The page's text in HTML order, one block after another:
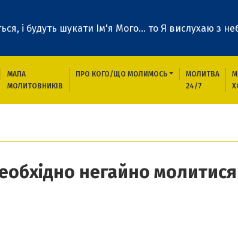
і будуть шукати Ім'я Мого... то Я вислухаю з
МАПА
МОЛИТОВНИКІВ
ПРО КОГО/ЩО МОЛИМОСЬ
МОЛИТВА
24/7
негайно молитися